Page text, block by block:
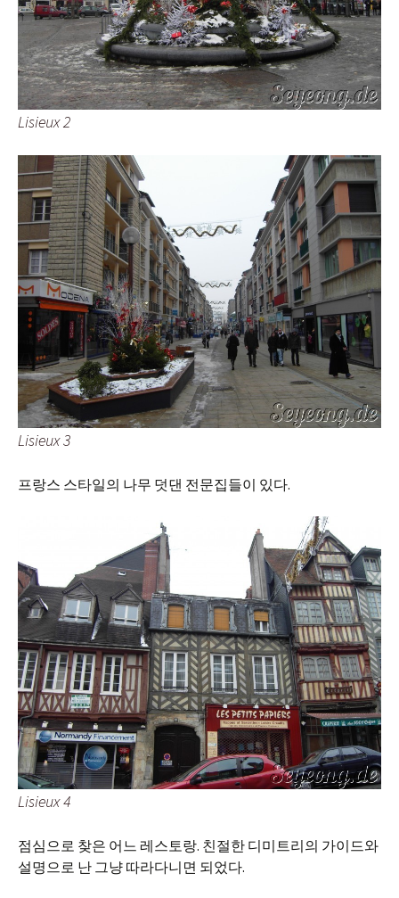
Lisieux 2
Lisieux 3
프랑스 스타일의 나무 덧댄 전문집들이 있다.
Lisieux 4
점심으로 찾은 어느 레스토랑. 친절한 디미트리의 가이드와
설명으로 난 그냥 따라다니면 되었다.